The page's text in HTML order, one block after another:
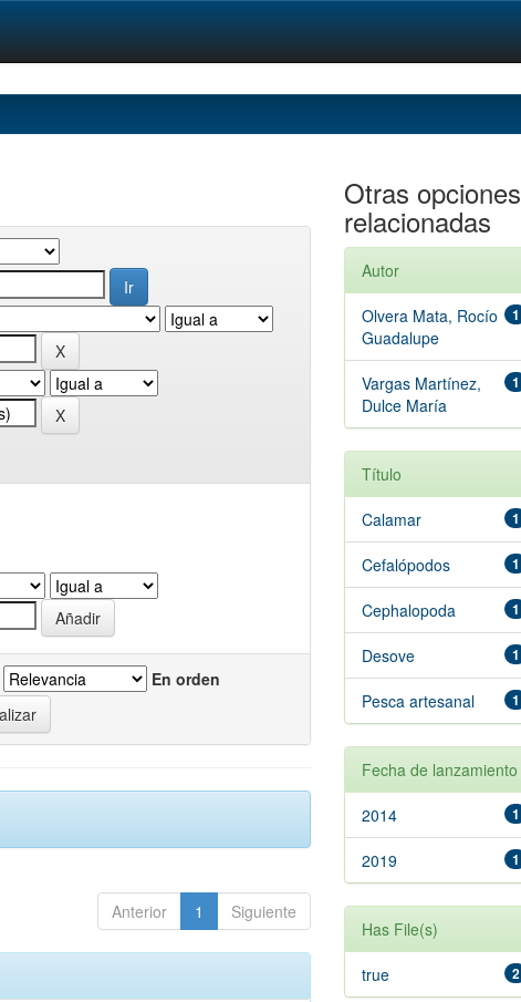
En orden
Anterior 1 Siguiente
Otras opciones
relacionadas
Autor
1
Olvera Mata, Rocío
Guadalupe
1
Vargas Martínez,
Dulce María
Título
1
Calamar
1
Cefalópodos
1
Cephalopoda
1
Desove
1
Pesca artesanal
Fecha de lanzamiento
1
2014
1
2019
Has File(s)
2
true